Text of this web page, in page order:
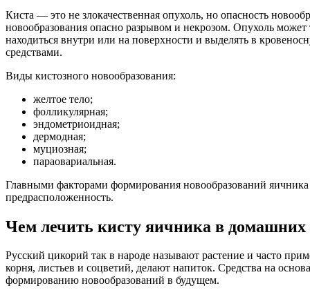
Киста — это не злокачественная опухоль, но опасность
новообразования опасно разрывом и некрозом. Опухоль
находиться внутри или на поверхности и выделять в
средствами.
Виды кистозного новообразования:
желтое тело;
фолликулярная;
эндометриоидная;
дермодная;
муциозная;
параовариальная.
Главными факторами формирования новообразований
предрасположенность.
Чем лечить кисту яичника в домашних
Русский цикорий так в народе называют растение и часто
корня, листьев и соцветий, делают напиток. Средства на
формированию новообразований в будущем.